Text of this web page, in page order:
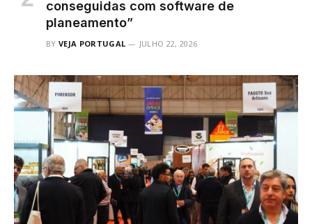
conseguidas com software de
planeamento”
BY VEJA PORTUGAL JULHO 22, 2026